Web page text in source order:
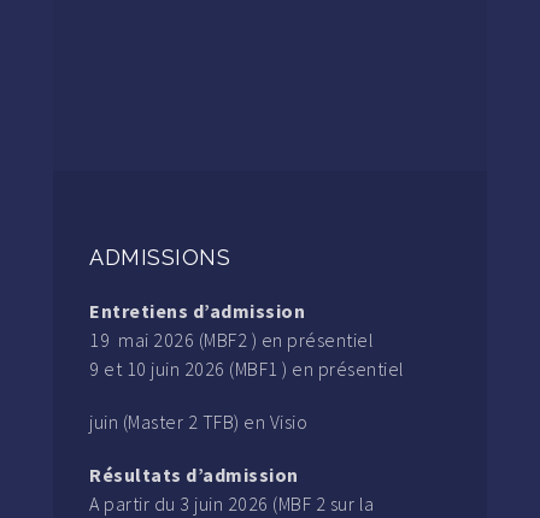
ADMISSIONS
Entretiens d’admission
19 mai 2026 (MBF2 ) en présentiel
9 et 10 juin 2026 (MBF1 ) en présentiel
juin (Master 2 TFB) en Visio
Résultats d’admission
A partir du 3 juin 2026 (MBF 2 sur la